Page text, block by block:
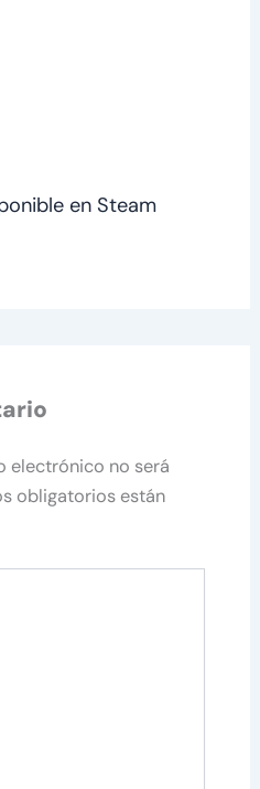
en Steam
electrónico no será
obligatorios están